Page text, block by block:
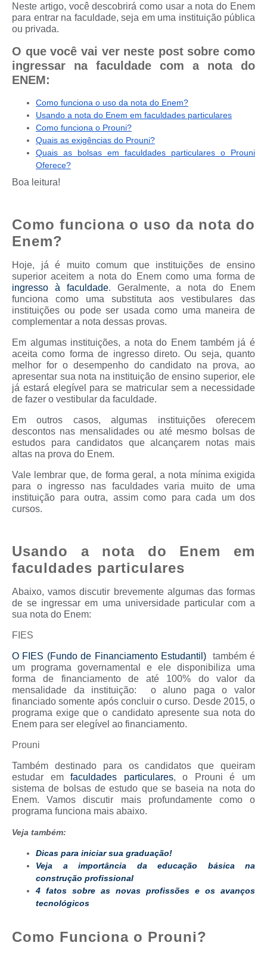
Neste artigo, você descobrirá como usar a nota do Enem
para entrar na faculdade, seja em uma instituição pública
ou privada.
O que você vai ver neste post sobre como
ingressar na faculdade com a nota do
ENEM:
Como funciona o uso da nota do Enem?
Usando a nota do Enem em faculdades particulares
Como funciona o Prouni?
Quais as exigências do Prouni?
Quais as bolsas em faculdades particulares o Prouni
Oferece?
Boa leitura!
Como funciona o uso da nota do
Enem?
Hoje, já é muito comum que instituições de ensino
superior aceitem a nota do Enem como uma forma de
ingresso à faculdade. Geralmente, a nota do Enem
funciona como uma substituta aos vestibulares das
instituições ou pode ser usada como uma maneira de
complementar a nota dessas provas.
Em algumas instituições, a nota do Enem também já é
aceita como forma de ingresso direto. Ou seja, quanto
melhor for o desempenho do candidato na prova, ao
apresentar sua nota na instituição de ensino superior, ele
já estará elegível para se matricular sem a necessidade
de fazer o vestibular da faculdade.
Em outros casos, algumas instituições oferecem
descontos nas mensalidades ou até mesmo bolsas de
estudos para candidatos que alcançarem notas mais
altas na prova do Enem.
Vale lembrar que, de forma geral, a nota mínima exigida
para o ingresso nas faculdades varia muito de uma
instituição para outra, assim como para cada um dos
cursos.
Usando a nota do Enem em
faculdades particulares
Abaixo, vamos discutir brevemente algumas das formas
de se ingressar em uma universidade particular com a
sua nota do Enem:
FIES
O FIES (Fundo de Financiamento Estudantil)também é
um programa governamental e ele disponibiliza uma
forma de financiamento de até 100% do valor da
mensalidade da instituição: o aluno paga o valor
financiado somente após concluir o curso. Desde 2015, o
programa exige que o candidato apresente sua nota do
Enem para ser elegível ao financiamento.
Prouni
Também destinado para os candidatos que queiram
estudar emfaculdades particulares, o Prouni é um
sistema de bolsas de estudo que se baseia na nota do
Enem. Vamos discutir mais profundamente como o
programa funciona mais abaixo.
Veja também:
Dicas para iniciar sua graduação!
Veja a importância da educação básica na
construção profissional
4 fatos sobre as novas profissões e os avanços
tecnológicos
Como Funciona o Prouni?